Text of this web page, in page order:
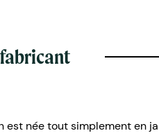
est née tout simplement en